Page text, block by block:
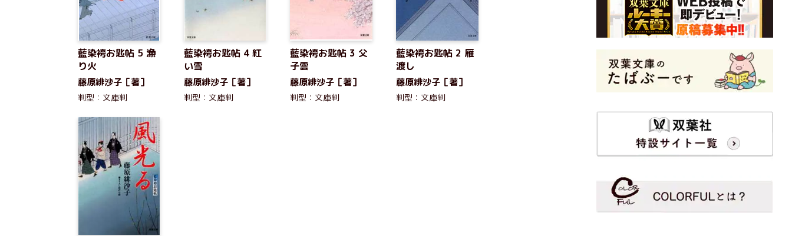
藍染袴お匙帖 5 漁
り火
藤原緋沙子［著］
判型：文庫判
藍染袴お匙帖 4 紅
い雪
藤原緋沙子［著］
判型：文庫判
藍染袴お匙帖 3 父
子雲
藤原緋沙子［著］
判型：文庫判
藍染袴お匙帖 2 雁
渡し
藤原緋沙子［著］
判型：文庫判